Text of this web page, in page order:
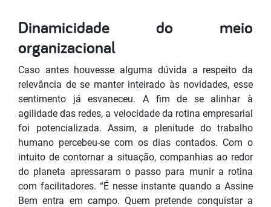
Dinamicidade do meio
organizacional
Caso antes houvesse alguma dúvida a respeito da
relevância de se manter inteirado às novidades, esse
sentimento já esvaneceu. A fim de se alinhar à
agilidade das redes, a velocidade da rotina empresarial
foi potencializada. Assim, a plenitude do trabalho
humano percebeu-se com os dias contados. Com o
intuito de contornar a situação, companhias ao redor
do planeta apressaram o passo para munir a rotina
com facilitadores. “É nesse instante quando a Assine
Bem entra em campo. Quem pretende conquistar a